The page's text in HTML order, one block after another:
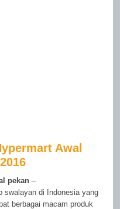
Awal
pekan –
swalayan di Indonesia yang
berbagai macam produk